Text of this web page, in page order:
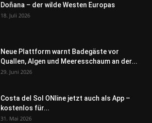
Doñana – der wilde Westen Europas
18. Juli 2026
Neue Plattform warnt Badegäste vor
Quallen, Algen und Meeresschaum an der...
29. Juni 2026
Costa del Sol ONline jetzt auch als App –
kostenlos für...
31. Mai 2026